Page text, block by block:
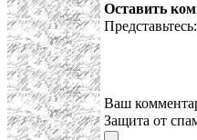
Оставить
Ваш
Защита от